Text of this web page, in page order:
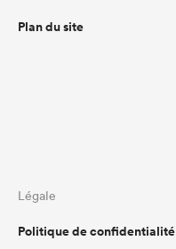
Plan du site
Légale
Politique de confidentialité